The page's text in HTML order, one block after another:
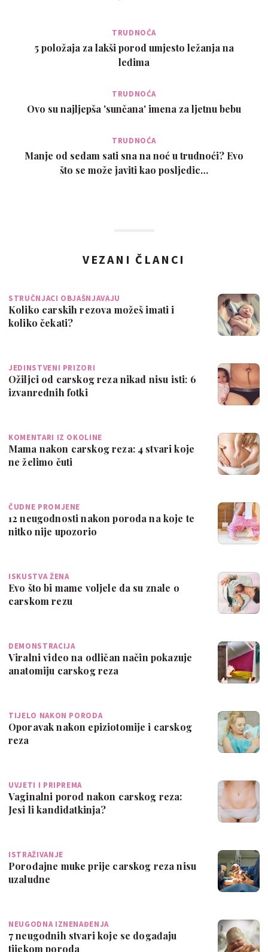
TRUDNOĆA
5 položaja za lakši porod umjesto ležanja na
leđima
TRUDNOĆA
Ovo su najljepša 'sunčana' imena za ljetnu bebu
TRUDNOĆA
Manje od sedam sati sna na noć u trudnoći? Evo
što se može javiti kao posljedic…
VEZANI ČLANCI
STRUČNJACI OBJAŠNJAVAJU
Koliko carskih rezova možeš imati i
koliko čekati?
JEDINSTVENI PRIZORI
Ožiljci od carskog reza nikad nisu isti: 6
izvanrednih fotki
KOMENTARI IZ OKOLINE
Mama nakon carskog reza: 4 stvari koje
ne želimo čuti
ČUDNE PROMJENE
12 neugodnosti nakon poroda na koje te
nitko nije upozorio
ISKUSTVA ŽENA
Evo što bi mame voljele da su znale o
carskom rezu
DEMONSTRACIJA
Viralni video na odličan način pokazuje
anatomiju carskog reza
TIJELO NAKON PORODA
Oporavak nakon epiziotomije i carskog
reza
UVJETI I PRIPREMA
Vaginalni porod nakon carskog reza:
Jesi li kandidatkinja?
ISTRAŽIVANJE
Porođajne muke prije carskog reza nisu
uzaludne
NEUGODNA IZNENAĐENJA
7 neugodnih stvari koje se događaju
tijekom poroda